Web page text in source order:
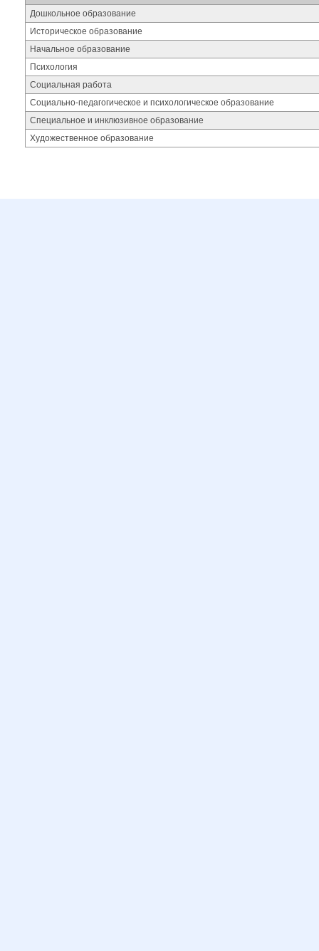
Дошкольное образование
Историческое образование
Начальное образование
Психология
Социальная работа
Социально-педагогическое и психологическое образование
Специальное и инклюзивное образование
Художественное образование